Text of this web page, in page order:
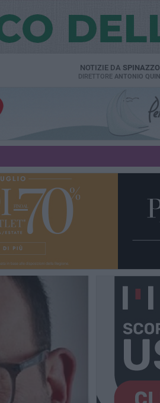
NOTIZIE DA
DIRETTORE ANTONIO